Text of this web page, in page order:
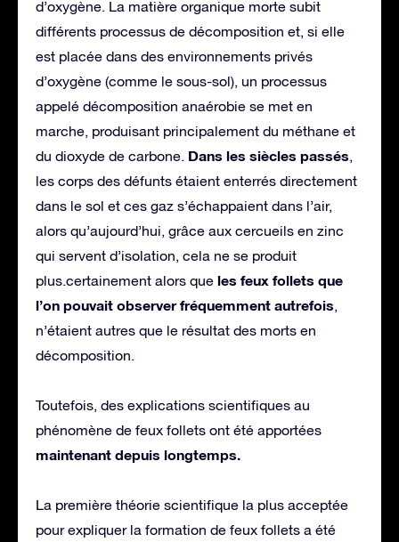
d’oxygène. La matière organique morte subit
différents processus de décomposition et, si elle
est placée dans des environnements privés
d’oxygène (comme le sous-sol), un processus
appelé décomposition anaérobie se met en
marche, produisant principalement du méthane et
du dioxyde de carbone. Dans les siècles passés,
les corps des défunts étaient enterrés directement
dans le sol et ces gaz s’échappaient dans l’air,
alors qu’aujourd’hui, grâce aux cercueils en zinc
qui servent d’isolation, cela ne se produit
plus.certainement alors que les feux follets que
l’on pouvait observer fréquemment autrefois,
n’étaient autres que le résultat des morts en
décomposition.
Toutefois, des explications scientifiques au
phénomène de feux follets ont été apportées
maintenant depuis longtemps.
La première théorie scientifique la plus acceptée
pour expliquer la formation de feux follets a été